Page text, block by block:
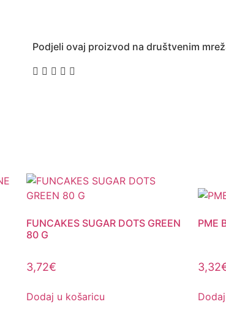
Podjeli ovaj proizvod na društvenim
FUNCAKES SUGAR DOTS GREEN
80 G
3,72€
Dodaj u košaricu
PME
3,32